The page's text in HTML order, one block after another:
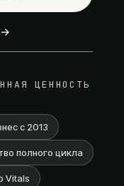
→
ЦЕННОСТЬ
с 2013
полного цикла
Vitals